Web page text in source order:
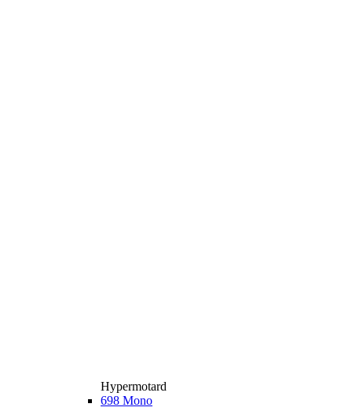
Hypermotard
698 Mono